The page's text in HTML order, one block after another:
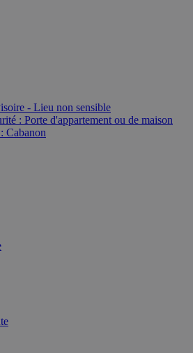
- Lieu non sensible
: Porte d'appartement ou de maison
Cabanon